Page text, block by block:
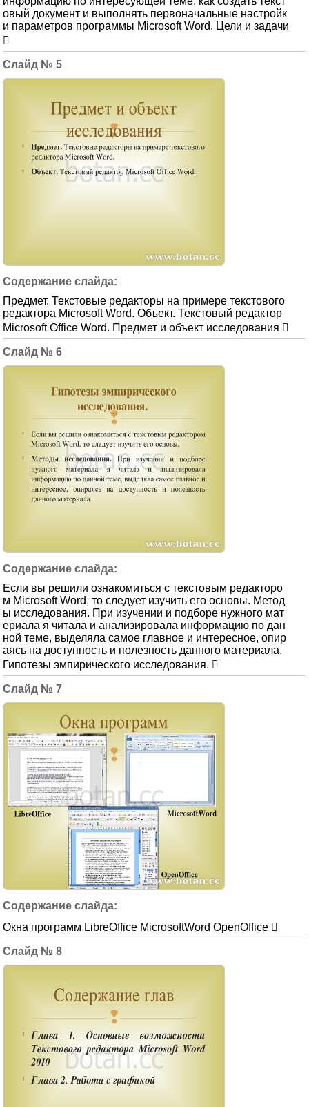
овый документ и выполнять первоначальные настройк
и параметров программы Microsoft Word. Цели и задачи

5
Предмет. Текстовые редакторы на примере текстового
редактора Microsoft Word. Объект. Текстовый редактор
Microsoft Office Word. Предмет и объект исследования 
6
Если вы решили ознакомиться с текстовым редакторо
м Microsoft Word, то следует изучить его основы. Метод
ы исследования. При изучении и подборе нужного мат
ериала я читала и анализировала информацию по дан
ной теме, выделяла самое главное и интересное, опир
аясь на доступность и полезность данного материала.
Гипотезы эмпирического исследования. 
7
Окна программ LibreOffice MicrosoftWord OpenOffice 
8